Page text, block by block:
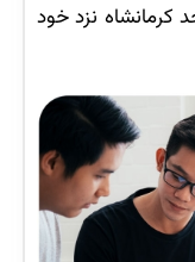
کرمانشاه نزد خود